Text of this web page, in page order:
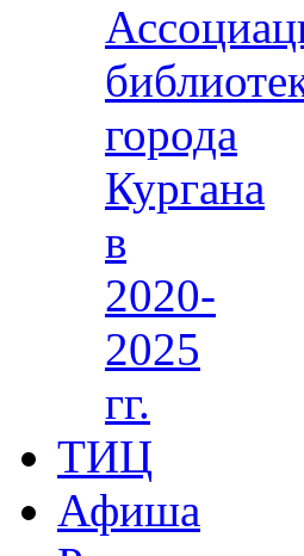
города
Кургана
в
2020-
2025
гг.
ТИЦ
Афиша